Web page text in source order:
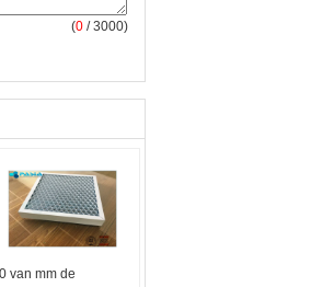
(0 / 3000)
van mm de